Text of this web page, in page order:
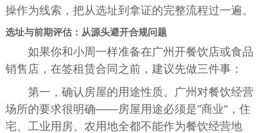
操作为线索，把从选址到拿证的完整流程过一遍。
选址与前期评估：从源头避开合规问题
如果你和小周一样准备在广州开餐饮店或食品
销售店，在签租赁合同之前，建议先做三件事：
第一，确认房屋的用途性质。广州对餐饮经营
场所的要求很明确——房屋用途必须是"商业"，住
宅、工业用房、农用地全都不能作为餐饮经营地